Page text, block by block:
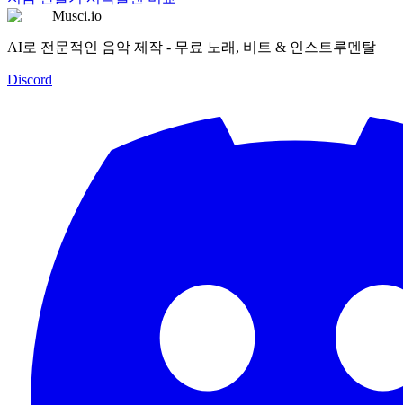
Musci.io
AI로 전문적인 음악 제작 - 무료 노래, 비트 & 인스트루멘탈
Discord